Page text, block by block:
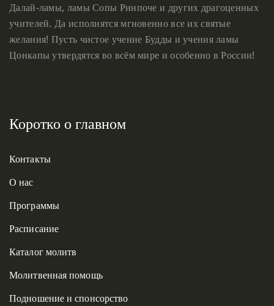
Далай-ламы, ламы Сопы Ринпоче и других драгоценных
учителей. Да исполнятся мгновенно все их святые
желания! Пусть чистое учение Будды и учения ламы
Цонкапы утвердятся во всём мире и особенно в России!
Коротко о главном
Контакты
О нас
Программы
Расписание
Каталог молитв
Молитвенная помощь
Подношение и спонсорство